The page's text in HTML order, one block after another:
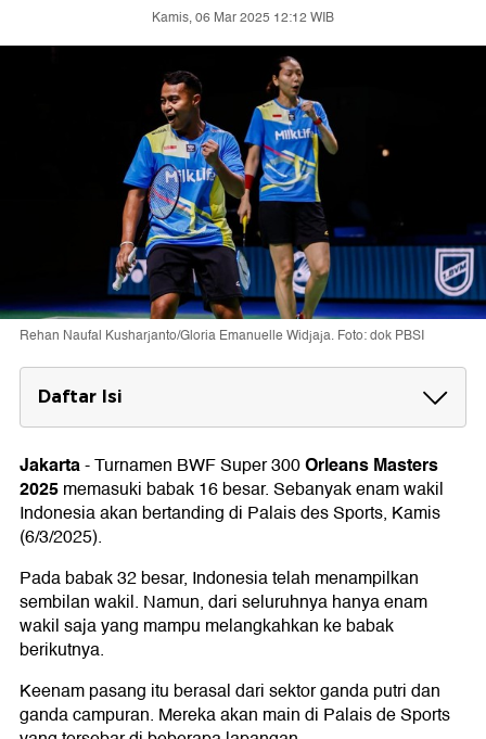
Kamis, 06 Mar 2025 12:12 WIB
Rehan Naufal Kusharjanto/Gloria Emanuelle Widjaja. Foto: dok PBSI
Daftar Isi
Jadwal Wakil RI di 16 Besar Orleans Masters
2025
Lapangan 1
Lapangan 2
Lapangan 3
Lapangan 4
Jakarta-Turnamen BWF Super 300Orleans Masters
2025memasuki babak 16 besar. Sebanyak enam wakil
Indonesia akan bertanding di Palais des Sports, Kamis
(6/3/2025).
Pada babak 32 besar, Indonesia telah menampilkan
sembilan wakil. Namun, dari seluruhnya hanya enam
wakil saja yang mampu melangkahkan ke babak
berikutnya.
Keenam pasang itu berasal dari sektor ganda putri dan
ganda campuran. Mereka akan main di Palais de Sports